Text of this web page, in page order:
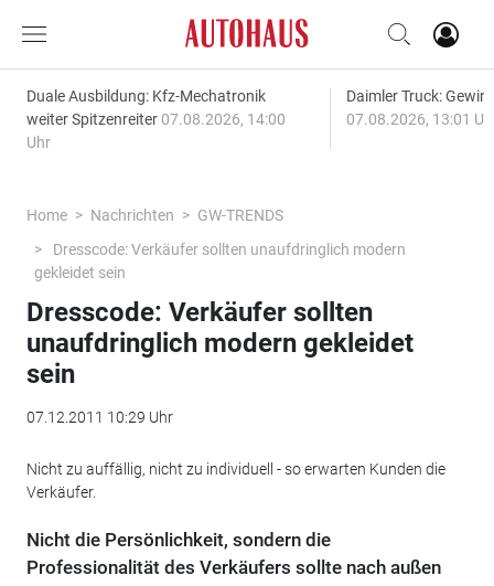
Duale Ausbildung: Kfz-Mechatronik
weiter Spitzenreiter 07.08.2026, 14:00
Uhr
Daimler Truck:
07.08.2026, 13:01
Home Nachrichten
GW-TRENDS
Dresscode: Verkäufer sollten unaufdringlich modern
gekleidet sein
Dresscode: Verkäufer sollten
unaufdringlich modern gekleidet
sein
07.12.2011 10:29 Uhr
Nicht zu auffällig, nicht zu individuell - so erwarten Kunden die
Verkäufer.
Nicht die Persönlichkeit, sondern die
Professionalität des Verkäufers sollte nach außen